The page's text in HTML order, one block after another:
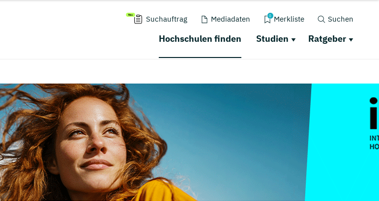
Suchauftrag Mediadaten 0 Merkliste Suchen
Hochschulen finden Studien Ratgeber